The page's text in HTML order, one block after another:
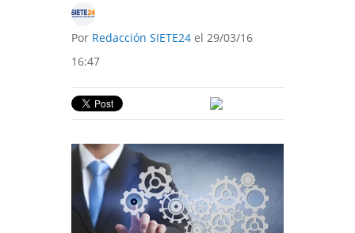
Por Redacción SIETE24 el 29/03/16
16:47